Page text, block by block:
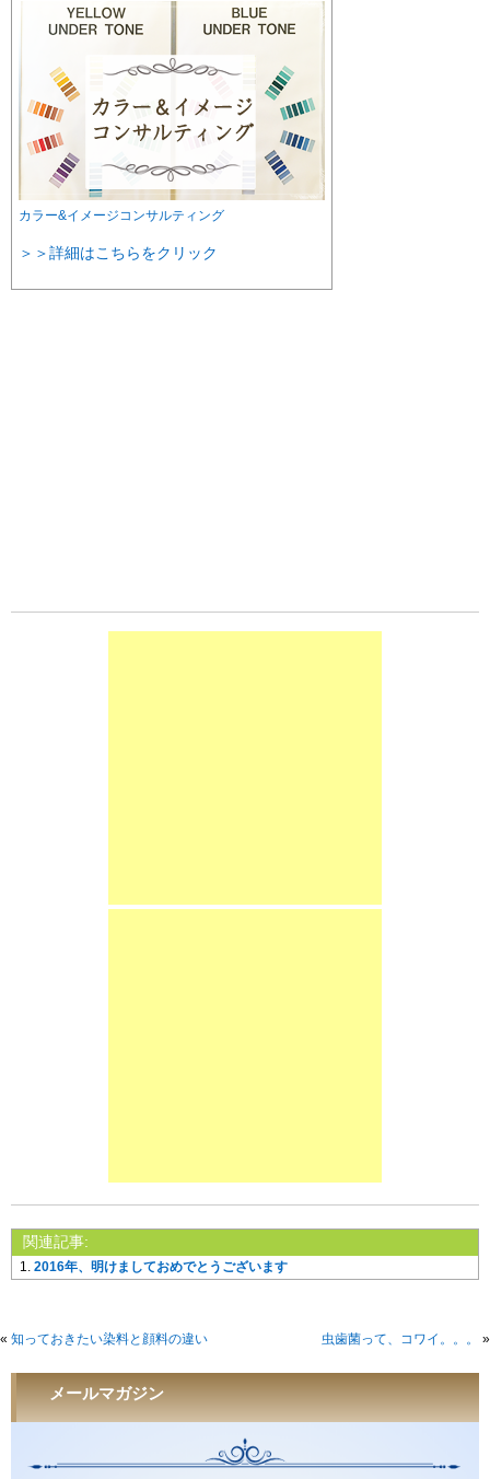
カラー&イメージコンサルティング
＞＞詳細はこちらをクリック
関連記事:
2016年、明けましておめでとうございます
« 知っておきたい染料と顔料の違い 虫歯菌って、コワイ。。。 »
メールマガジン